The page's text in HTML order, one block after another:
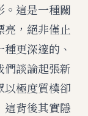
。這是一種關
，絕非僅止
更深邃的、
們談論起張新
以極度質樸卻
這背後其實隱